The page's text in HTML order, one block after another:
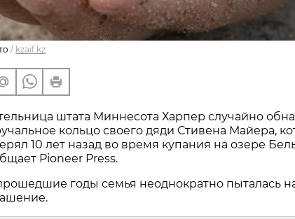
/ kzaif.kz
штата Миннесота Харпер случайно
кольцо своего дяди Стивена Майера,
10 лет назад во время купания на озере
Pioneer Press.
годы семья неоднократно пыталась